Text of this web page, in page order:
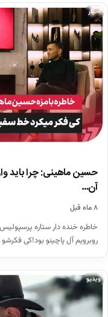
اخبار
حسین ماهینی: چرا باید
آن…
۸ ماه قبل
خاطره خنده دار ستاره
روبرویم آل پاچینو بود!کی
ویدیو